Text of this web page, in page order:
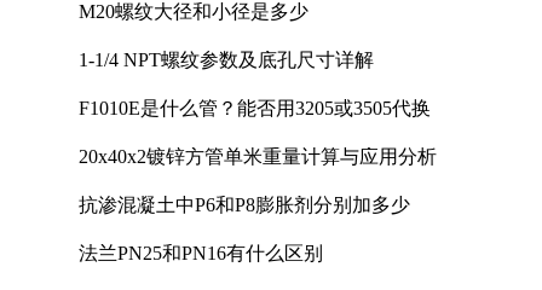
M20螺纹大径和小径是多少
1-1/4 NPT螺纹参数及底孔尺寸详解
F1010E是什么管？能否用3205或3505代换
20x40x2镀锌方管单米重量计算与应用分析
抗渗混凝土中P6和P8膨胀剂分别加多少
法兰PN25和PN16有什么区别